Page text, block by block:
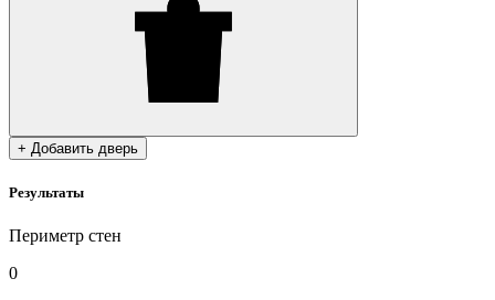
+ Добавить дверь
Результаты
Периметр стен
0